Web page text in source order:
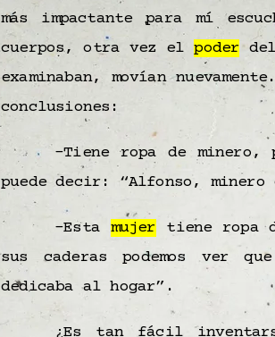
más impactante para mí
cuerpos, otra vez elpoder del
examinaban, movían
conclusiones:
–Tiene ropa de
puede decir: “Alfonso, minero
–Esta mujer tiene ropa
sus caderas podemos ver
dedicaba al hogar”.
¿Es tan fácil